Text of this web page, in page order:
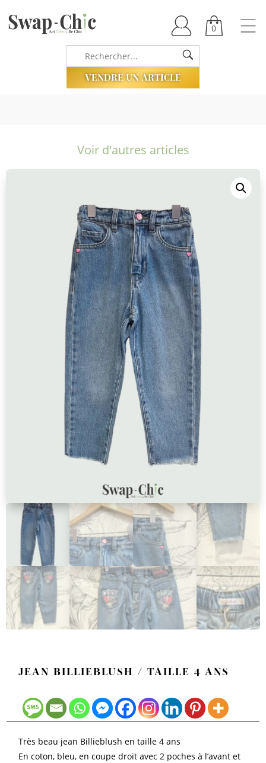
0
VENDRE UN ARTICLE
Voir d'autres articles
JEAN BILLIEBLUSH / TAILLE 4 ANS
Très beau jean Billieblush en taille 4 ans
En coton, bleu, en coupe droit avec 2 poches à l’avant et